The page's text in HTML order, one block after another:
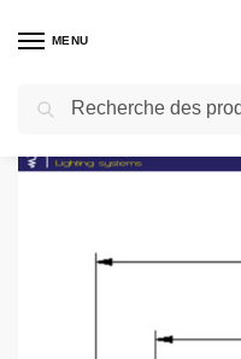
MENU
Accueil / Éclairage magnétique